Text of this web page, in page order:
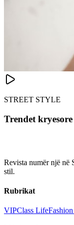
STREET STYLE
Trendet
Revista numër një në
stil.
Rubrikat
VIPClass Life